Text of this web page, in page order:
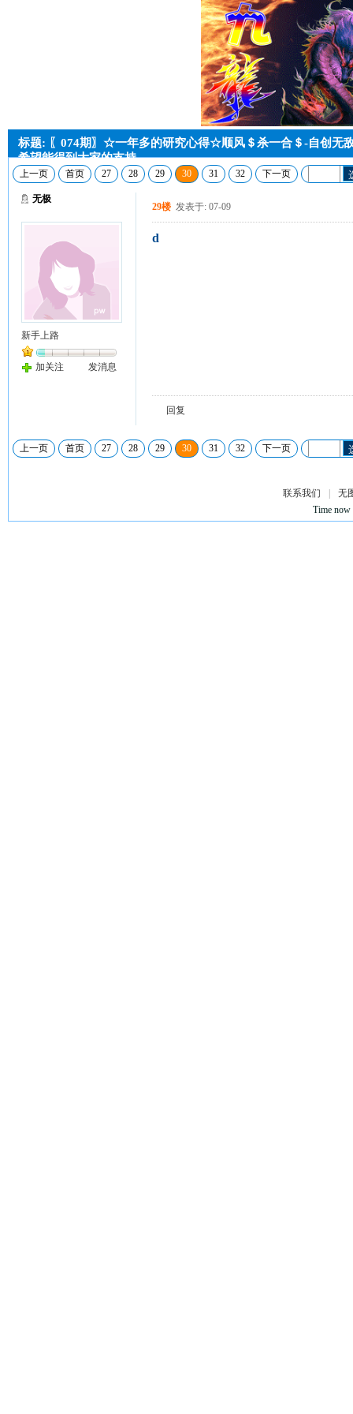
标题: 〖074期〗☆一年多的研究心得☆顺风＄杀一合＄-自创无
希望能得到大家的支持
上一页 首页 27 28 29 30 31 32 下一页
无极
新手上路
加关注 发消息
29楼 发表于: 07-09
d
回复
上一页 首页 27 28 29 30 31 32 下一页
联系我们
无
Time now